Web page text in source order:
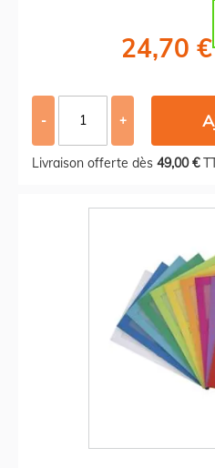
24,70 €
- +
Livraison offerte dès 49,00 €